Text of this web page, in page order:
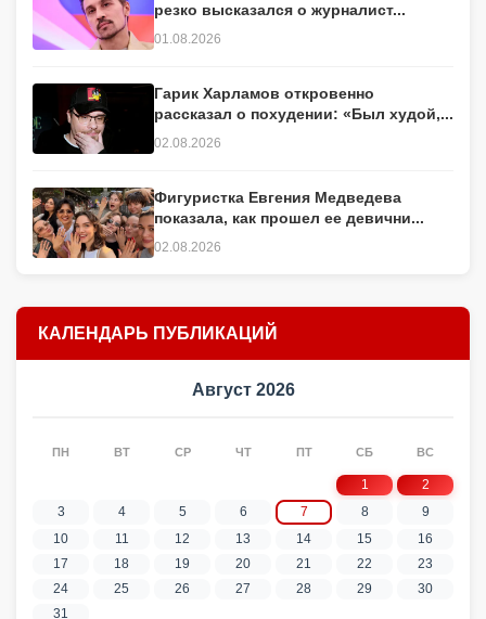
резко высказался о журналист...
01.08.2026
Гарик Харламов откровенно
рассказал о похудении: «Был худой,...
02.08.2026
Фигуристка Евгения Медведева
показала, как прошел ее девични...
02.08.2026
КАЛЕНДАРЬ ПУБЛИКАЦИЙ
Август 2026
ПН ВТ СР ЧТ ПТ СБ ВС
1
2
3
4 5 6 7 8
9
10
11 12 13 14 15
16
17
18 19 20 21 22
23
24
25 26 27 28 29
30
31